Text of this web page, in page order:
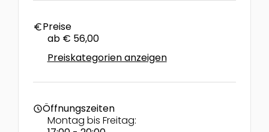
euroPreise
ab € 56,00
Preiskategorien anzeigen
scheduleÖffnungszeiten
Montag bis Freitag: